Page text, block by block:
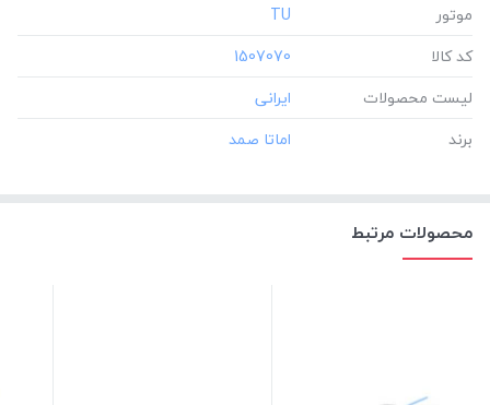
موتور
‎TU
کد کالا
‎1507070
لیست محصولات
برند
محصولات مرتبط